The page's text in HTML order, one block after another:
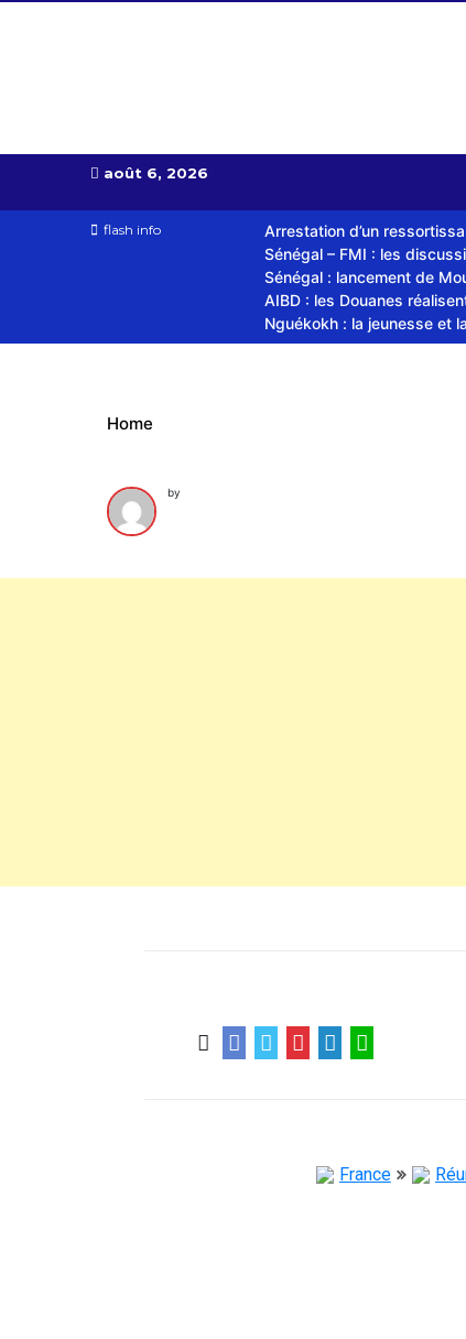
août 6, 2026
flash info
Arrestation d’un
Sénégal – FMI : les
Sénégal : lancement de
AIBD : les Douanes
Nguékokh : la jeunesse et
Home
by
France